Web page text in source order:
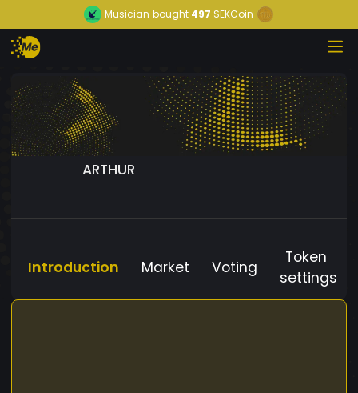
Musician bought 497 SEKCoin
ARTHUR
Introduction Market Voting
Token
settings